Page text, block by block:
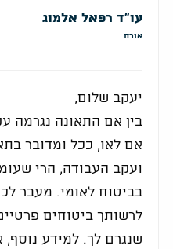
עו"ד רפאל אלמוג
אורח
יעקב שלום,
בין אם התאונה נגרמה
אם לאו, ככל ומדובר
ועקב העבודה, הרי
בביטוח לאומי. מעבר
לרשותך ביטוחים
שנגרם לך. למידע נוסף,